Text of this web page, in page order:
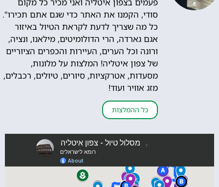
סודי, הקמנו את האתר כדי שגם אתם תכירו".
כל מה שצריך לדעת לקראת הטיול באיזור
אגם גארדה, הרי הדולומיטים, מילאנו, ונציה,
ורונה וכל הערים, העיירות והכפרים הציוריים
של צפון איטליה! המלצות על מלונות,
מסעדות, אטרקציות, סיורים, טיולים, רכבלים,
מזג אוויר ועוד!
כל ההמלצות